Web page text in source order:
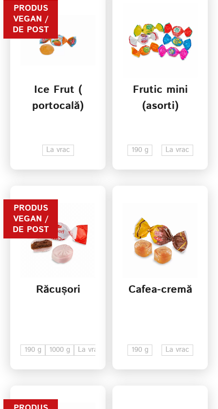
PRODUS
VEGAN /
DE POST
Ice Frut (
portocală)
La vrac
Frutic mini
(asorti)
190 g La vrac
PRODUS
VEGAN /
DE POST
Răcușori
190 g 1000 g La vrac
Cafea-cremă
190 g La vrac